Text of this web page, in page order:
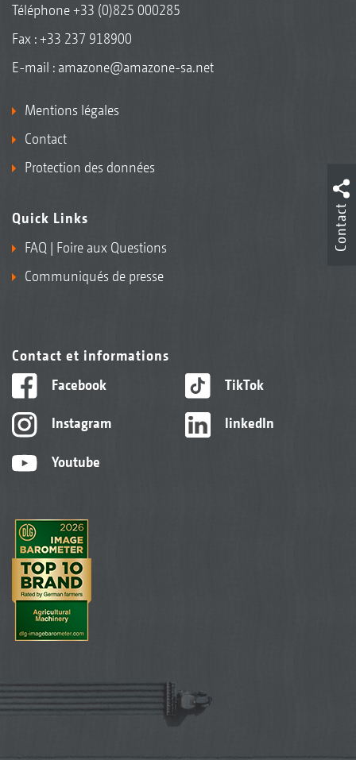
Téléphone+33 (0)825 000285
Fax : +33 237 918900
E-mail : amazone@amazone-sa.net
Mentions légales
Contact
Protection des données
Quick Links
FAQ | Foire aux Questions
Communiqués de presse
Contact et informations
Facebook
Instagram
Youtube
TikTok
linkedIn
Contact